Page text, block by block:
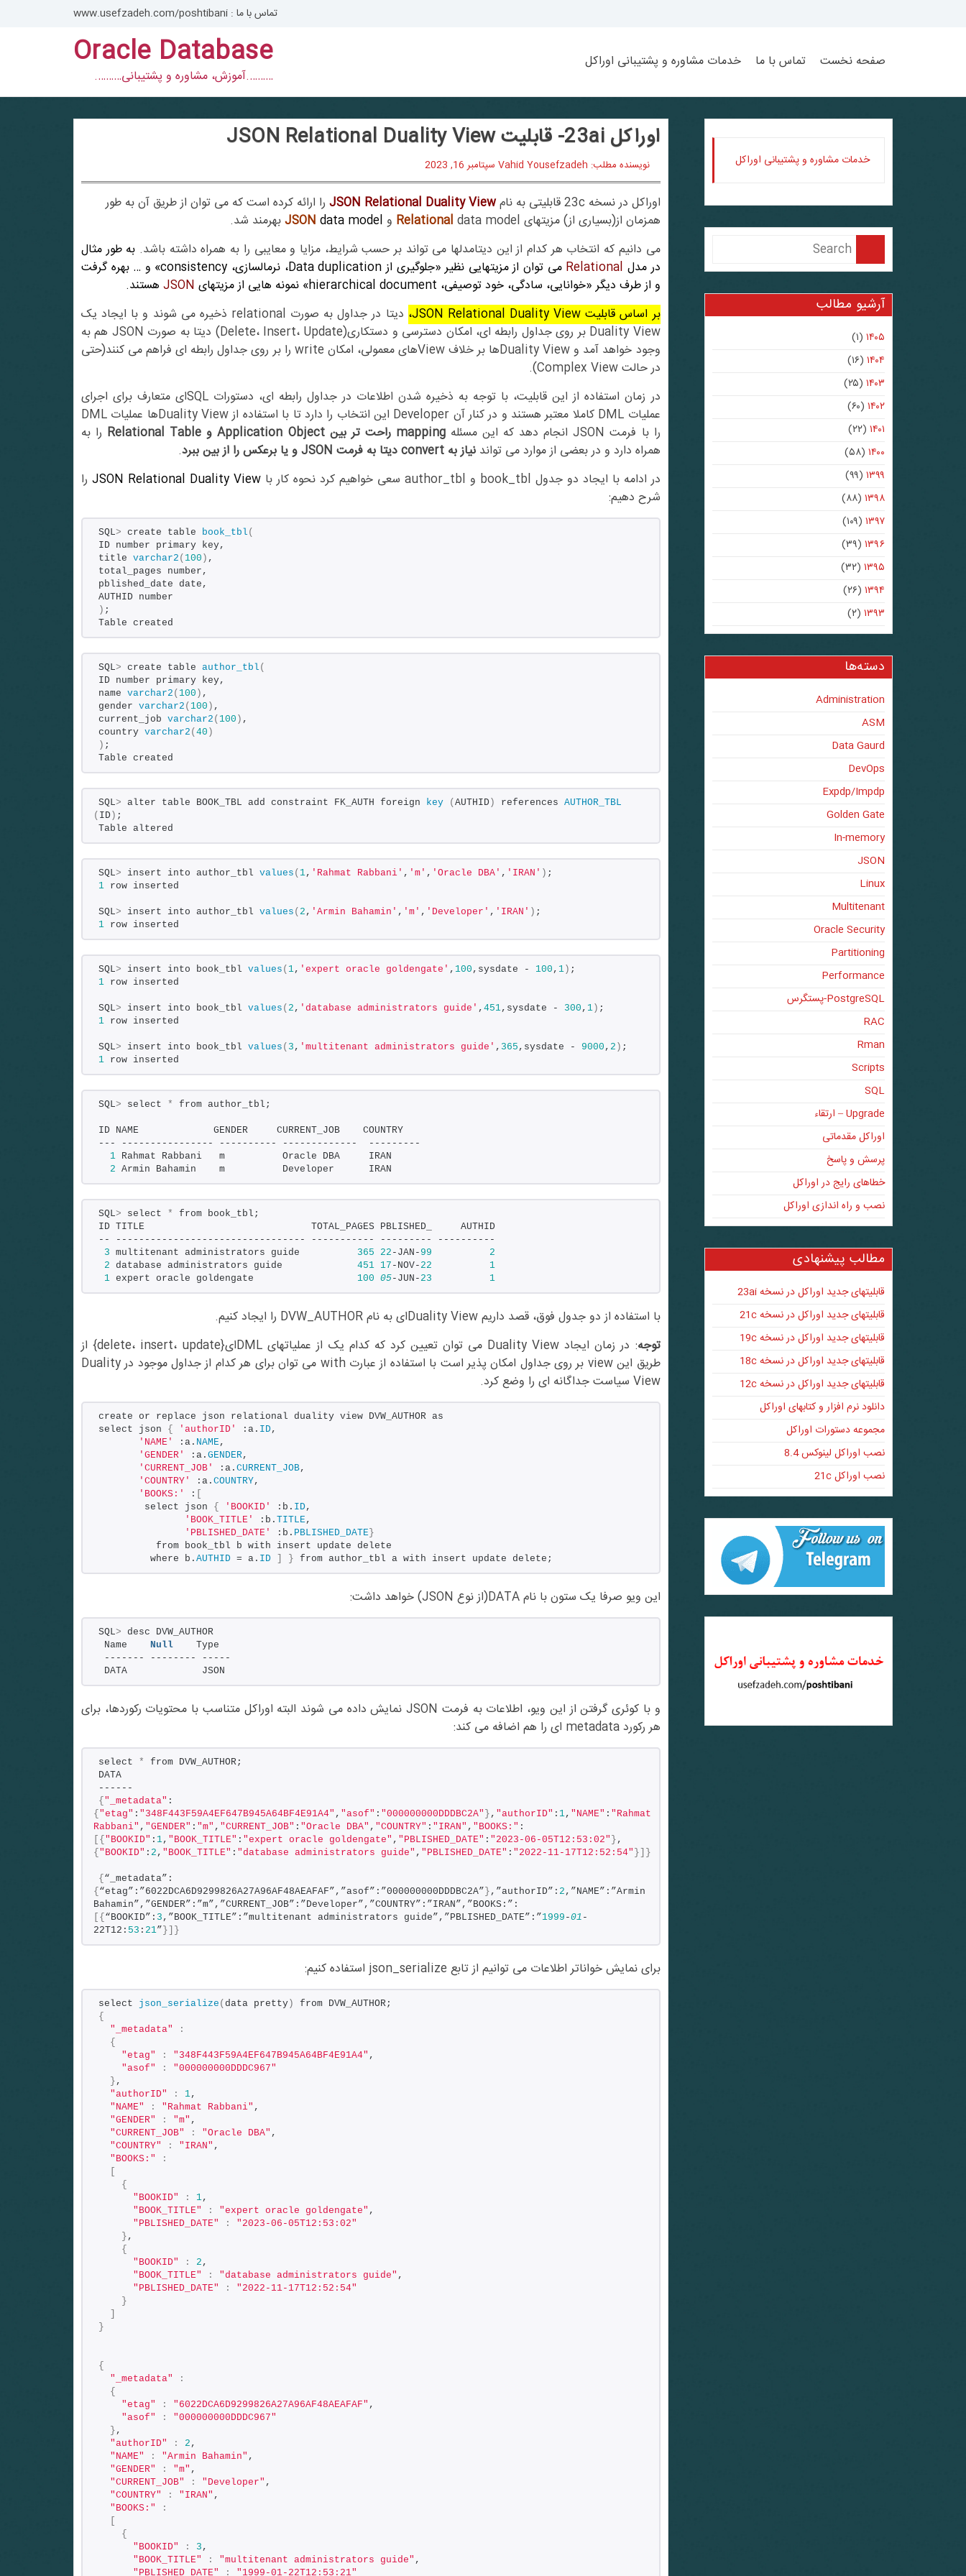
تماس با ما : www.usefzadeh.com/poshtibani
Oracle Database
……….آموزش، مشاوره و پشتیبانی……….
خدمات مشاوره و پشتیبانی اوراکل تماس با ما صفحه نخست
اوراکل 23ai- قابلیت JSON Relational Duality View
نویسنده مطلب: Vahid Yousefzadeh سپتامبر 16, 2023
اوراکل در نسخه 23c قابلیتی به نام JSON Relational Duality View را ارائه کرده است که می توان از طریق آن به طور
همزمان از(بسیاری از) مزیتهای
Relational data model و JSON data model
بهرمند شد.
می دانیم که انتخاب هر کدام از این دیتامدلها می تواند بر حسب شرایط، مزایا و معایبی را به همراه داشته باشد. به طور مثال
در مدل Relational
می توان از مزیتهایی نظیر «جلوگیری از Data duplication، نرمالسازی، consistency» و … بهره گرفت
و از طرف دیگر «خوانایی، سادگی، خود توصیفی، hierarchical document» نمونه هایی از مزیتهای
JSON هستند.
بر اساس قابلیت JSON Relational Duality View،
دیتا در جداول به صورت relational ذخیره می شوند و با ایجاد یک
Duality View بر روی جداول رابطه ای، امکان دسترسی و دستکاری(Delete، Insert، Update) دیتا به صورت JSON هم به
وجود خواهد آمد و Duality Viewها بر خلاف Viewهای معمولی، امکان write را بر روی جداول رابطه ای فراهم می کنند(حتی
در حالت Complex View).
در زمان استفاده از این قابلیت، با توجه به ذخیره شدن اطلاعات در جداول رابطه ای، دستورات SQLای متعارف برای اجرای
عملیات DML کاملا معتبر هستند و در کنار آن Developer این انتخاب را دارد تا با استفاده از Duality Viewها عملیات DML
را با فرمت JSON انجام دهد که این مسئله
mapping راحت تر بین Application Object و Relational Table
را به
همراه دارد و در بعضی از موارد می تواندنیاز به convert دیتا به فرمت JSON و یا برعکس را از بین ببرد
.
در ادامه با ایجاد دو جدول book_tbl و author_tbl سعی خواهیم کرد نحوه کار با
JSON Relational Duality View را
شرح دهیم:
SQL> create table book_tbl (
ID number primary key,
title varchar2 ( 100 ) ,
total_pages number,
pblished_date date,
AUTHID number
) ;
Table created
SQL> create table author_tbl (
ID number primary key,
name varchar2 ( 100 ) ,
gender varchar2 ( 100 ) ,
current_job varchar2 ( 100 ) ,
country varchar2 ( 40 )
) ;
Table created
SQL> alter table BOOK_TBL add constraint FK_AUTH foreign key ( AUTHID ) references AUTHOR_TBL
( ID ) ;
Table altered
SQL> insert into author_tbl values ( 1, 'Rahmat Rabbani' , 'm' , 'Oracle DBA' , 'IRAN' ) ;
1 row inserted
SQL> insert into author_tbl values ( 2 , 'Armin Bahamin' , 'm' , 'Developer' , 'IRAN' ) ;
1 row inserted
SQL> insert into book_tbl values ( 1, 'expert oracle goldengate' , 100 ,sysdate - 100 , 1 ) ;
1 row inserted
SQL> insert into book_tbl values ( 2 , 'database administrators guide' , 451,sysdate - 300 , 1 ) ;
1 row inserted
SQL> insert into book_tbl values ( 3 , 'multitenant administrators guide' , 365 ,sysdate - 9000 , 2 ) ;
1 row inserted
SQL> select * from author_tbl;
ID NAME             GENDER     CURRENT_JOB    COUNTRY
--- ---------------- ---------- -------------  ---------
1 Rahmat Rabbani   m          Oracle DBA     IRAN
2 Armin Bahamin    m          Developer      IRAN
SQL> select *
from book_tbl;
ID TITLE                             TOTAL_PAGES PBLISHED_     AUTHID
-- --------------------------------- ----------- --------- ----------
3 multitenant administrators guide 365 22 -JAN- 99
2
2 database administrators guide 451 17 -NOV- 22
1
1 expert oracle goldengate 100 05-JUN- 23 1
با استفاده از دو جدول فوق، قصد داریم Duality Viewای به نام DVW_AUTHOR را ایجاد کنیم.
توجه
: در زمان ایجاد Duality View می توان تعیین کرد که کدام یک از عملیاتهای DMLای{delete، insert، update} از
طریق این view بر روی جداول امکان پذیر است با استفاده از عبارت with می توان برای هر کدام از جداول موجود در Duality
View سیاست جداگانه ای را وضع کرد.
create or replace json relational duality view DVW_AUTHOR as
select json { 'authorID' :a. ID,
'NAME'
:a. NAME,
'GENDER'
:a. GENDER,
'CURRENT_JOB'
:a. CURRENT_JOB,
'COUNTRY'
:a. COUNTRY,
'BOOKS:'
:
        select json
{ 'BOOKID' :b. ID,
'BOOK_TITLE'
:b. TITLE,
'PBLISHED_DATE'
:b. PBLISHED_DATE }
          from book_tbl b with insert update delete
         where b.
AUTHID = a. ID } from author_tbl a with insert update delete;
این ویو صرفا یک ستون با نام DATA(از نوع JSON) خواهد داشت:
SQL> desc DVW_AUTHOR
Name Null
    Type
------- -------- -----
DATA             JSON
و با کوئری گرفتن از این ویو، اطلاعات به فرمت JSON نمایش داده می شوند البته اوراکل متناسب با محتویات رکوردها، برای
هر رکورد metadata ای را هم اضافه می کند:
select *
from DVW_AUTHOR;
DATA
------
{ "_metadata" :
{ "etag" : "348F443F59A4EF647B945A64BF4E91A4" , "asof" : "000000000DDDBC2A" } , "authorID" : 1, "NAME" : "Rahmat
Rabbani" , "GENDER" : "m" , "CURRENT_JOB" : "Oracle DBA" , "COUNTRY" : "IRAN" , "BOOKS:" :
[{ "BOOKID" : 1, "BOOK_TITLE" : "expert oracle goldengate" , "PBLISHED_DATE" : "2023-06-05T12:53:02" } ,
{ "BOOKID" : 2 , "BOOK_TITLE" : "database administrators guide" , "PBLISHED_DATE" : "2022-11-17T12:52:54" }]}
{ “_metadata”:
{ “etag”:”6022DCA6D9299826A27A96AF48AEAFAF”,”asof”:”000000000DDDBC2A” } ,”authorID”: 2 ,”NAME”:”Armin
Bahamin”,”GENDER”:”m”,”CURRENT_JOB”:”Developer”,”COUNTRY”:”IRAN”,”BOOKS:”:
[{ “BOOKID”: 3 ,”BOOK_TITLE”:”multitenant administrators guide”,”PBLISHED_DATE”:” 1999 -01 -
22T12: 53 : 21” }]}
برای نمایش خواناتر اطلاعات می توانیم از تابع json_serialize استفاده کنیم:
select json_serialize ( data pretty )
from DVW_AUTHOR;
{
"_metadata"
:
{
"etag"
: "348F443F59A4EF647B945A64BF4E91A4" ,
"asof"
:
"000000000DDDC967"
} ,
"authorID"
: 1,
"NAME"
: "Rahmat Rabbani" ,
"GENDER"
: "m" ,
"CURRENT_JOB"
: "Oracle DBA" ,
"COUNTRY"
: "IRAN" ,
"BOOKS:"
:
{
"BOOKID"
: 1,
"BOOK_TITLE"
: "expert oracle goldengate" ,
"PBLISHED_DATE"
:
"2023-06-05T12:53:02"
} ,
{
"BOOKID"
: 2 ,
"BOOK_TITLE"
: "database administrators guide" ,
"PBLISHED_DATE"
:
"2022-11-17T12:52:54"
}
}
{
"_metadata"
:
{
"etag"
: "6022DCA6D9299826A27A96AF48AEAFAF" ,
"asof"
:
"000000000DDDC967"
} ,
"authorID"
: 2 ,
"NAME"
: "Armin Bahamin" ,
"GENDER"
: "m" ,
"CURRENT_JOB"
: "Developer" ,
"COUNTRY"
: "IRAN" ,
"BOOKS:"
:
{
"BOOKID"
: 3 ,
"BOOK_TITLE"
: "multitenant administrators guide" ,
"PBLISHED_DATE"
: "1999-01-22T12:53:21"
خدمات مشاوره و پشتیبانی اوراکل
آرشیو مطالب
۱۴۰۵ (۱)
۱۴۰۴ (۱۶)
۱۴۰۳ (۲۵)
۱۴۰۲ (۶۰)
۱۴۰۱ (۲۲)
۱۴۰۰ (۵۸)
۱۳۹۹ (۹۹)
۱۳۹۸ (۸۸)
۱۳۹۷ (۱۰۹)
۱۳۹۶ (۳۹)
۱۳۹۵ (۳۲)
۱۳۹۴ (۲۶)
۱۳۹۳ (۲)
دسته‌ها
Administration
ASM
Data Gaurd
DevOps
Expdp/Impdp
Golden Gate
In-memory
JSON
Linux
Multitenant
Oracle Security
Partitioning
Performance
PostgreSQL-پستگرس
RAC
Rman
Scripts
SQL
Upgrade – ارتقاء
اوراکل مقدماتی
پرسش و پاسخ
خطاهای رایج در اوراکل
نصب و راه اندازی اوراکل
مطالب پیشنهادی
قابلیتهای جدید اوراکل در نسخه 23ai
قابلیتهای جدید اوراکل در نسخه 21c
قابلیتهای جدید اوراکل در نسخه 19c
قابلیتهای جدید اوراکل در نسخه 18c
قابلیتهای جدید اوراکل در نسخه 12c
دانلود نرم افزار و کتابهای اوراکل
مجموعه دستورات اوراکل
نصب اوراکل لینوکس 8.4
نصب اوراکل 21c